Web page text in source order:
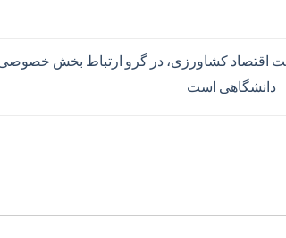
اقتصاد کشاورزی، در گرو ارتباط بخش
دانشگاهی است